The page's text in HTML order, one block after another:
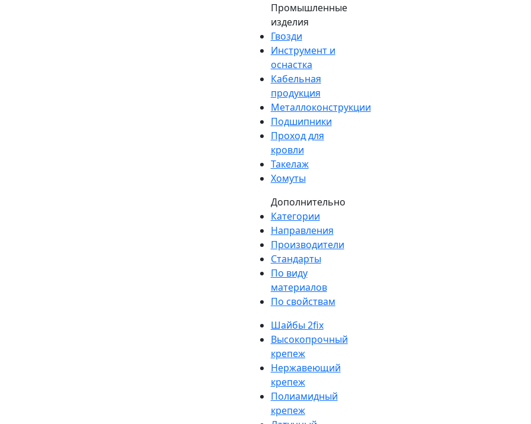
Промышленные
изделия
Гвозди
Инструмент и
оснастка
Кабельная
продукция
Металлоконструкции
Подшипники
Проход для
кровли
Такелаж
Хомуты
Дополнительно
Категории
Направления
Производители
Стандарты
По виду
материалов
По свойствам
Шайбы 2fix
Высокопрочный
крепеж
Нержавеющий
крепеж
Полиамидный
крепеж